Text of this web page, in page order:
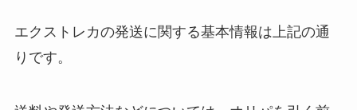
エクストレカの発送に関する基本情報は上記の通
りです。